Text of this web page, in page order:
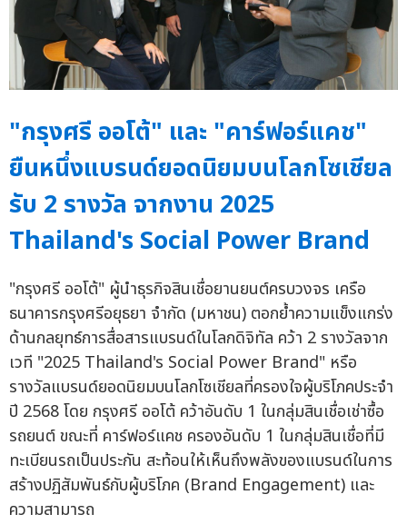
"กรุงศรี ออโต้" และ "คาร์ฟอร์แคช"
ยืนหนึ่งแบรนด์ยอดนิยมบนโลกโซเชียล
รับ 2 รางวัล จากงาน 2025
Thailand's Social Power Brand
"กรุงศรี ออโต้" ผู้นำธุรกิจสินเชื่อยานยนต์ครบวงจร เครือ
ธนาคารกรุงศรีอยุธยา จำกัด (มหาชน) ตอกย้ำความแข็งแกร่ง
ด้านกลยุทธ์การสื่อสารแบรนด์ในโลกดิจิทัล คว้า 2 รางวัลจาก
เวที "2025 Thailand's Social Power Brand" หรือ
รางวัลแบรนด์ยอดนิยมบนโลกโซเชียลที่ครองใจผู้บริโภคประจำ
ปี 2568 โดย กรุงศรี ออโต้ คว้าอันดับ 1 ในกลุ่มสินเชื่อเช่าซื้อ
รถยนต์ ขณะที่ คาร์ฟอร์แคช ครองอันดับ 1 ในกลุ่มสินเชื่อที่มี
ทะเบียนรถเป็นประกัน สะท้อนให้เห็นถึงพลังของแบรนด์ในการ
สร้างปฏิสัมพันธ์กับผู้บริโภค (Brand Engagement) และ
ความสามารถ